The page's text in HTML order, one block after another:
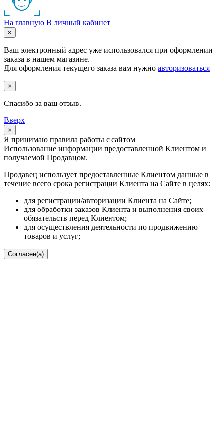
На главную В личный кабинет
×
Ваш электронный адрес уже использовался при оформлении
заказа в нашем магазине.
Для оформления текущего заказа вам нужно авторизоваться
×
Спасибо за ваш отзыв.
Вверх
×
Я принимаю правила работы с сайтом
Использование информации предоставленной Клиентом и
получаемой Продавцом.
Продавец использует предоставленные Клиентом данные в
течение всего срока регистрации Клиента на Сайте в целях:
для регистрации/авторизации Клиента на Сайте;
для обработки заказов Клиента и выполнения своих
обязательств перед Клиентом;
для осуществления деятельности по продвижению
товаров и услуг;